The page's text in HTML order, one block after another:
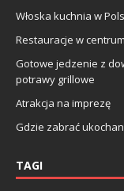
Włoska kuchnia w
Restauracje w
Gotowe jedzenie z
potrawy grillowe
Atrakcja na imprezę
Gdzie zabrać
TAGI